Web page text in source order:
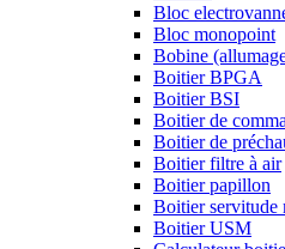
Bloc
Bloc monopoint
Bobine
Boitier BPGA
Boitier BSI
Boitier de
Boitier de
Boitier filtre à air
Boitier papillon
Boitier servitude
Boitier USM